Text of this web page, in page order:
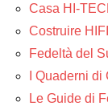
Casa HI-
Costruire HIFI
Fedeltà del
I Quaderni di
Le Guide di